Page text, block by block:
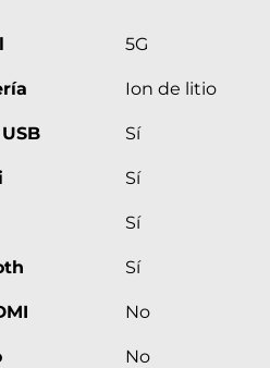
5G
Ion de litio
Sí
Sí
Sí
Sí
No
No